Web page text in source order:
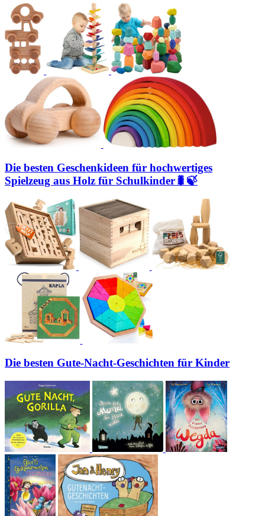
Die besten Geschenkideen für hochwertiges
Spielzeug aus Holz für Schulkinder🐛🍃
Die besten Gute-Nacht-Geschichten für Kinder